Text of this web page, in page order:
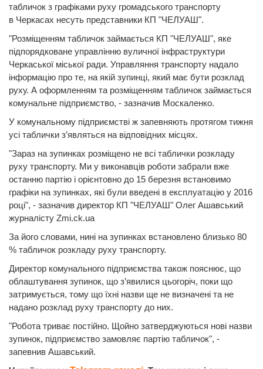
табличок з графіками руху громадського транспорту
в Черкасах несуть представники КП "ЧЕЛУАШ".
"Розміщенням табличок займається КП "ЧЕЛУАШ", яке
підпорядковане управлінню вуличної інфраструктури
Черкаської міської ради. Управляння транспорту надало
інформацію про те, на якій зупинці, який має бути розклад
руху. А оформленням та розміщенням табличок займається
комунальне підприємство, - зазначив Москаленко.
У комунальному підприємстві ж запевняють протягом тижня
усі таблички з’являться на відповідних місцях.
"Зараз на зупинках розміщено не всі таблички розкладу
руху транспорту. Ми у виконавців роботи забрали вже
останню партію і орієнтовно до 15 березня встановимо
графіки на зупинках, які були введені в експлуатацію у 2016
році", - зазначив директор КП "ЧЕЛУАШ" Олег Ашавський
журналісту Zmi.ck.ua
За його словами, нині на зупинках встановлено близько 80
% табличок розкладу руху транспорту.
Директор комунального підприємства також пояснює, що
облаштування зупинок, що з’явилися цьогоріч, поки що
затримується, тому що їхні назви ще не визначені та не
надано розклад руху транспорту до них.
"Робота триває постійно. Щойно затверджуються нові назви
зупинок, підприємство замовляє партію табличок", -
запевнив Ашавський.